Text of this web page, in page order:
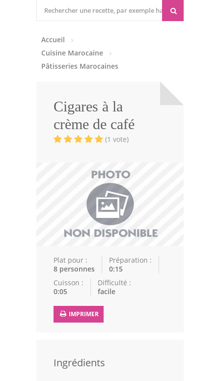
Entrées Froides
Tajines
Viandes
Volailles
Poissons
Recettes Marocaine
Tajines
Viandes
Poissons
Cuisines Orientales
Accueil
Cuisine Marocaine
Pâtisseries Marocaines
Cigares à la
crème de café
(1 vote)
Plat pour :
8 personnes
Préparation :
0:15
Cuisson :
0:05
Difficulté :
facile
IMPRIMER
Ingrédients